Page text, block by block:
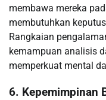
membawa mereka
membutuhkan
Rangkaian
kemampuan analisis
memperkuat mental
6. Kepemimpinan